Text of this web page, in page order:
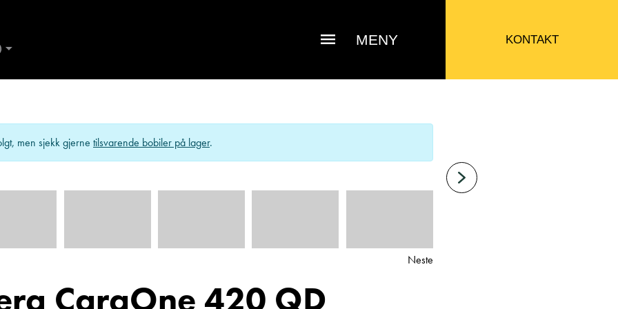
MENY KONTAKT
Trine Dahl Bjarne Eide
men sjekk gjerne tilsvarende bobiler på lager.
Neste
CaraOne 420 QD